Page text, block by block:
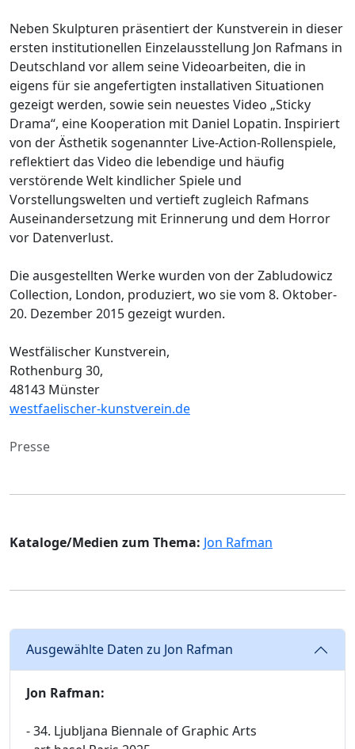
Neben Skulpturen präsentiert der Kunstverein in dieser
ersten institutionellen Einzelausstellung Jon Rafmans in
Deutschland vor allem seine Videoarbeiten, die in
eigens für sie angefertigten installativen Situationen
gezeigt werden, sowie sein neuestes Video „Sticky
Drama“, eine Kooperation mit Daniel Lopatin. Inspiriert
von der Ästhetik sogenannter Live-Action-Rollenspiele,
reflektiert das Video die lebendige und häufig
verstörende Welt kindlicher Spiele und
Vorstellungswelten und vertieft zugleich Rafmans
Auseinandersetzung mit Erinnerung und dem Horror
vor Datenverlust.
Die ausgestellten Werke wurden von der Zabludowicz
Collection, London, produziert, wo sie vom 8. Oktober-
20. Dezember 2015 gezeigt wurden.
Westfälischer Kunstverein,
Rothenburg 30,
48143 Münster
westfaelischer-kunstverein.de
Presse
Kataloge/Medien zum Thema: Jon Rafman
Ausgewählte Daten zu Jon Rafman
Jon Rafman:
- 34. Ljubljana Biennale of Graphic Arts